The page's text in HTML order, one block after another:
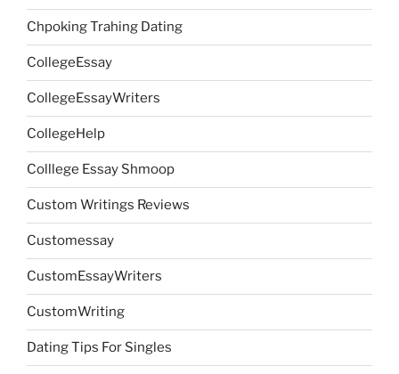
Chpoking Trahing Dating
CollegeEssay
CollegeEssayWriters
CollegeHelp
Colllege Essay Shmoop
Custom Writings Reviews
Customessay
CustomEssayWriters
CustomWriting
Dating Tips For Singles